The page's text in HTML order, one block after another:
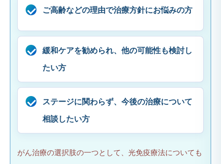
ご高齢などの理由で治療方針にお悩みの方
緩和ケアを勧められ、他の可能性も検討し
たい方
ステージに関わらず、今後の治療について
相談したい方
がん治療の選択肢の一つとして、光免疫療法についても